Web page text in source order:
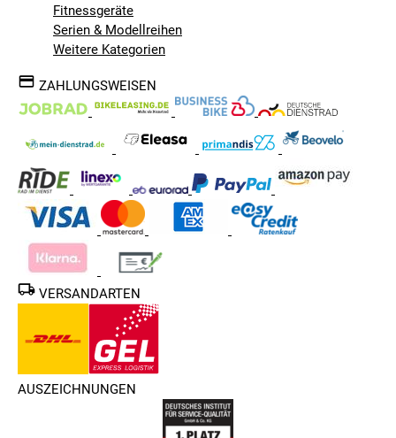
Fitnessgeräte
Serien & Modellreihen
Weitere Kategorien
ZAHLUNGSWEISEN
VERSANDARTEN
AUSZEICHNUNGEN